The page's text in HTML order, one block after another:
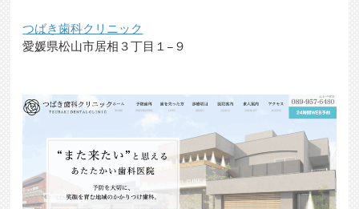
つばき歯科クリニック
愛媛県松山市居相３丁目１−９